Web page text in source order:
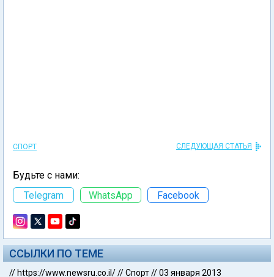
СПОРТ СЛЕДУЮЩАЯ СТАТЬЯ
Будьте с нами:
Telegram
WhatsApp Facebook
ССЫЛКИ ПО ТЕМЕ
// https://www.newsru.co.il///Спорт//03 января 2013